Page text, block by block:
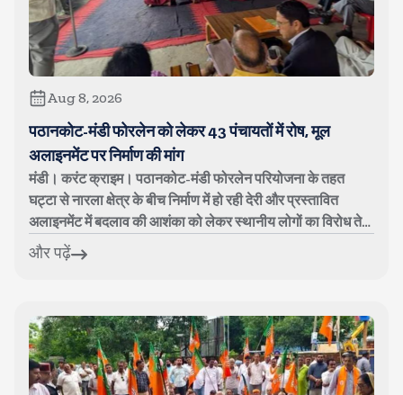
Aug 8, 2026
पठानकोट-मंडी फोरलेन को लेकर 43 पंचायतों में रोष, मूल
अलाइनमेंट पर निर्माण की मांग
मंडी। करंट क्राइम। पठानकोट-मंडी फोरलेन परियोजना के तहत
घट्टा से नारला क्षेत्र के बीच निर्माण में हो रही देरी और प्रस्तावित
अलाइनमेंट में बदलाव की आशंका को लेकर स्थानीय लोगों का विरोध तेज
हो गया है। शन...
और पढ़ें